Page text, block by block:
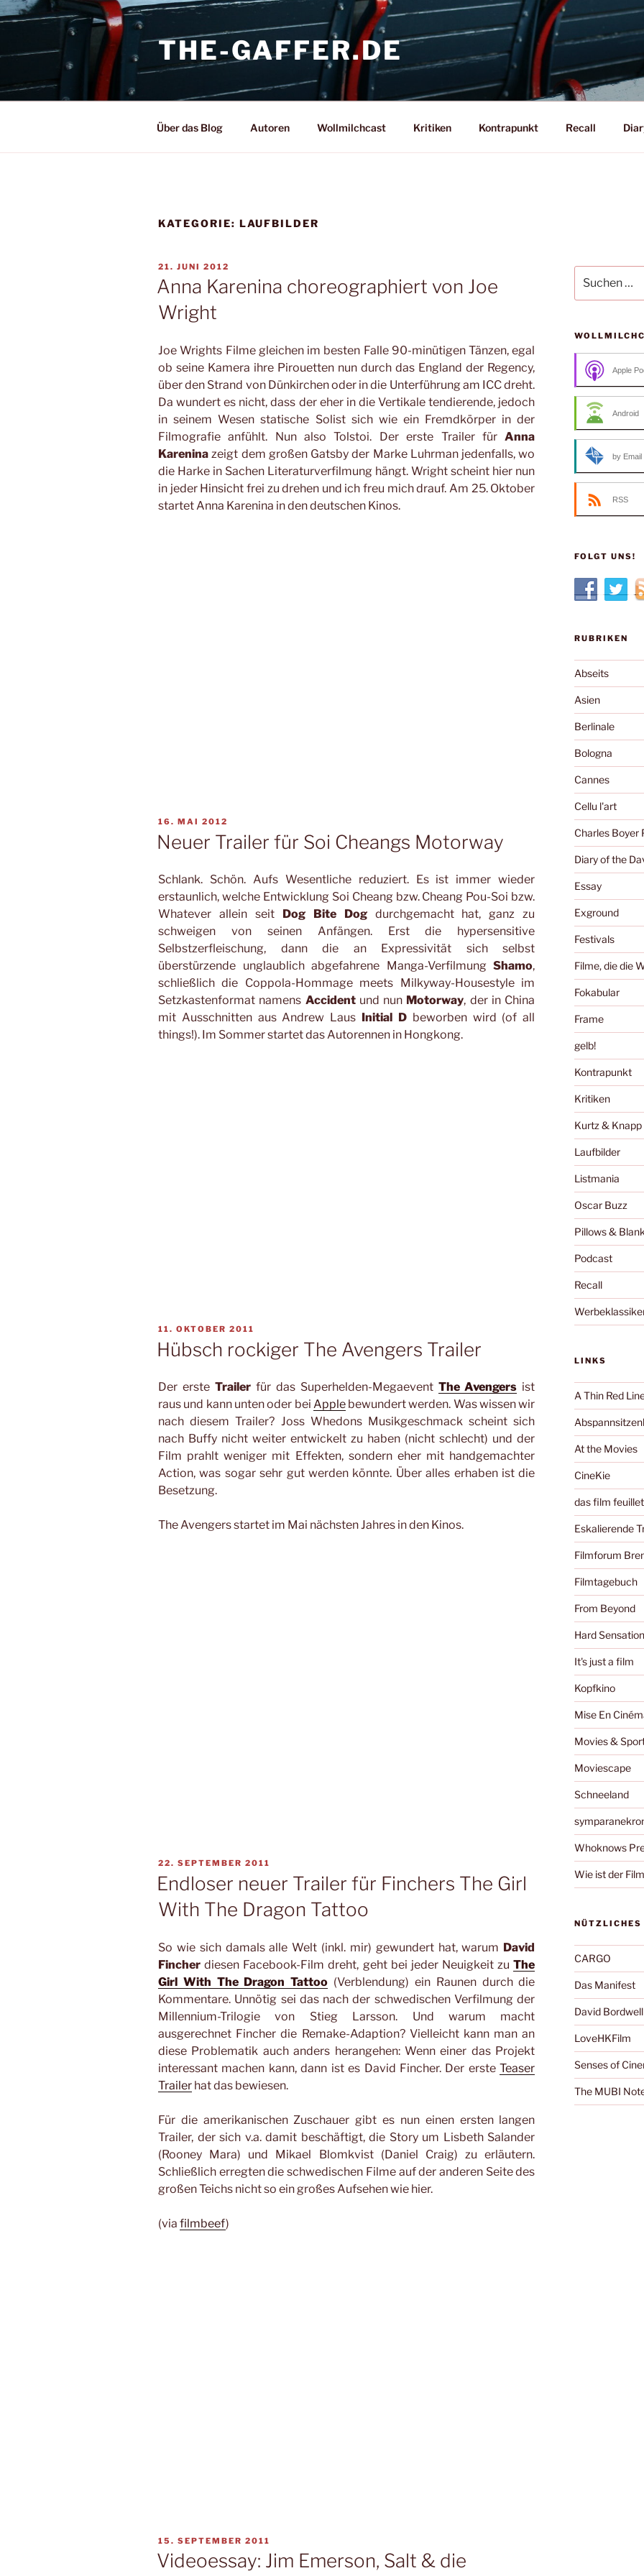
Zum
Inhalt
THE-GAFFER.DE
Über das Blog Autoren Wollmilchcast Kritiken Kontrapunkt Recall
KATEGORIE: LAUFBILDER
VERÖFFENTLICHT
AM
21. JUNI 2012
Anna Karenina choreographiert von Joe
Wright
Joe Wrights Filme gleichen im besten Falle 90-minütigen Tänzen, egal
ob seine Kamera ihre Pirouetten nun durch das England der Regency,
über den Strand von Dünkirchen oder in die Unterführung am ICC dreht.
Da wundert es nicht, dass der eher in die Vertikale tendierende, jedoch
in seinem Wesen statische Solist sich wie ein Fremdkörper in der
Filmografie anfühlt. Nun also Tolstoi. Der erste Trailer fürAnna
Karenina zeigt dem großen Gatsby der Marke Luhrman jedenfalls, wo
die Harke in Sachen Literaturverfilmung hängt. Wright scheint hier nun
in jeder Hinsicht frei zu drehen und ich freu mich drauf. Am 25. Oktober
startet Anna Karenina in den deutschen Kinos.
VERÖFFENTLICHT
16. MAI 2012
Neuer Trailer für Soi Cheangs Motorway
Schlank. Schön. Aufs Wesentliche reduziert. Es ist immer wieder
erstaunlich, welche Entwicklung Soi Cheang bzw. Cheang Pou-Soi bzw.
Whatever allein seit Dog Bite Dogdurchgemacht hat, ganz zu
schweigen von seinen Anfängen. Erst die hypersensitive
Selbstzerfleischung, dann die an Expressivität sich selbst
überstürzende unglaublich abgefahrene Manga-VerfilmungShamo,
schließlich die Coppola-Hommage meets Milkyway-Housestyle im
Setzkastenformat namens Accidentund nun Motorway, der in China
mit Ausschnitten aus Andrew Laus Initial D beworben wird (of all
things!). Im Sommer startet das Autorennen in Hongkong.
VERÖFFENTLICHT
AM
11. OKTOBER 2011
Hübsch rockiger The Avengers Trailer
Der ersteTrailerfür das Superhelden-Megaevent The Avengers ist
raus und kann unten oder bei Applebewundert werden. Was wissen wir
nach diesem Trailer? Joss Whedons Musikgeschmack scheint sich
nach Buffy nicht weiter entwickelt zu haben (nicht schlecht) und der
Film prahlt weniger mit Effekten, sondern eher mit handgemachter
Action, was sogar sehr gut werden könnte. Über alles erhaben ist die
Besetzung.
The Avengers startet im Mai nächsten Jahres in den Kinos.
VERÖFFENTLICHT
AM
22. SEPTEMBER 2011
Endloser neuer Trailer für Finchers The Girl
With The Dragon Tattoo
So wie sich damals alle Welt (inkl. mir) gewundert hat, warum David
Fincher diesen Facebook-Film dreht, geht bei jeder Neuigkeit zuThe
Girl With The Dragon Tattoo (Verblendung) ein Raunen durch die
Kommentare. Unnötig sei das nach der schwedischen Verfilmung der
Millennium-Trilogie von Stieg Larsson. Und warum macht
ausgerechnet Fincher die Remake-Adaption? Vielleicht kann man an
diese Problematik auch anders herangehen: Wenn einer das Projekt
interessant machen kann, dann ist es David Fincher. Der ersteTeaser
Trailer hat das bewiesen.
Für die amerikanischen Zuschauer gibt es nun einen ersten langen
Trailer, der sich v.a. damit beschäftigt, die Story um Lisbeth Salander
(Rooney Mara) und Mikael Blomkvist (Daniel Craig) zu erläutern.
Schließlich erregten die schwedischen Filme auf der anderen Seite des
großen Teichs nicht so ein großes Aufsehen wie hier.
(via filmbeef)
VERÖFFENTLICHT
AM
15. SEPTEMBER 2011
Videoessay: Jim Emerson, Salt & die
nach:
Apple
Android
by Email
RSS
FOLGT UNS!
RUBRIKEN
Abseits
Asien
Berlinale
Bologna
Cannes
Cellu l'art
Charles Boyer
Diary of the
Essay
Exground
Festivals
Filme, die die
Fokabular
Frame
gelb!
Kontrapunkt
Kritiken
Kurtz & Knapp
Laufbilder
Listmania
Oscar Buzz
Pillows &
Podcast
Recall
LINKS
A Thin Red
At the Movies
CineKie
das film
Eskalierende
Filmforum
Filmtagebuch
From Beyond
Hard
It's just a film
Kopfkino
Mise En
Movies &
Moviescape
Schneeland
Whoknows
Wie ist der
NÜTZLICHES
CARGO
Das Manifest
David Bordwell
LoveHKFilm
Senses of
The MUBI